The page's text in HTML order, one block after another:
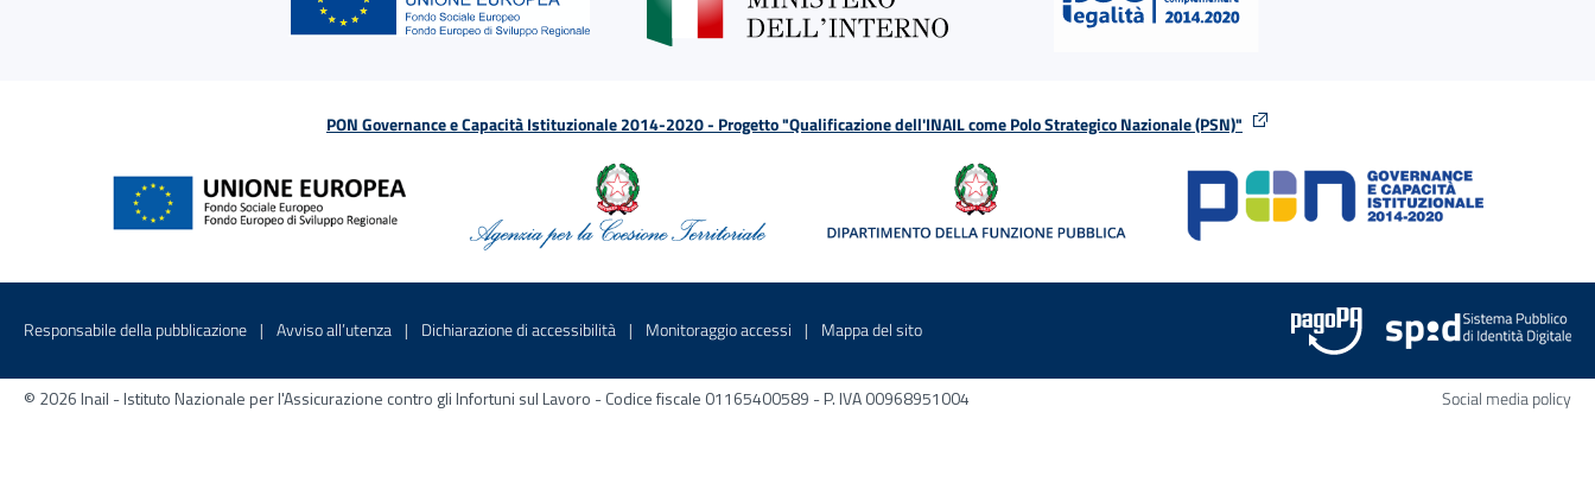
PON Governance e Capacità Istituzionale 2014-2020 - Progetto "Qualificazione dell'INAIL come Polo Strategico Nazionale (PSN)"
Menu di servizio
Responsabile della pubblicazione Sito interno - Apre in una nuova finestra
Avviso all’utenza Sito interno - Apre in una nuova finestra
Dichiarazione di accessibilità Sito interno - Apre in una nuova finestra
Monitoraggio accessi Sito interno - Apre in una nuova finestra
Mappa del sitoSito interno - Apre nella stessa finestra
© 2026 Inail - Istituto Nazionale per l'Assicurazione contro gli Infortuni sul Lavoro - Codice fiscale 01165400589 - P. IVA 00968951004 Social media policy